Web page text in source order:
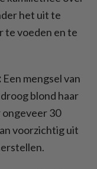
het uit te
te voeden en te
Een mengsel van
blond haar
ongeveer 30
voorzichtig uit